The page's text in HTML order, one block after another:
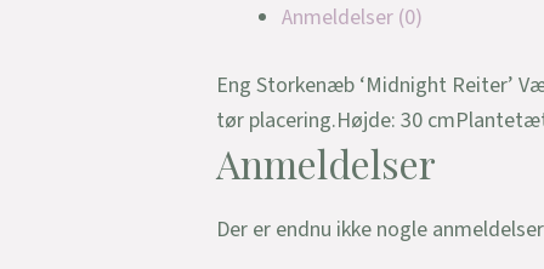
Anmeldelser (0)
Eng Storkenæb ‘Midnight Reiter’
tør placering.Højde: 30
Anmeldelser
Der er endnu ikke nogle